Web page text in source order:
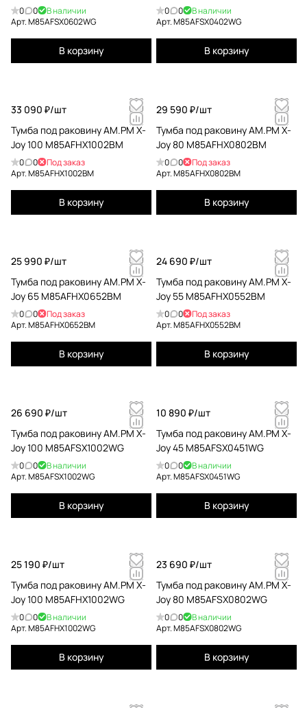
0 0
В наличии
Арт.M85AFSX0602WG
В корзину
0 0
В наличии
Арт.M85AFSX0402WG
В корзину
33 090 ₽/шт
Тумба под раковину AM.PM X-
Joy 100 M85AFHX1002BM
0 0
Под заказ
Арт.M85AFHX1002BM
В корзину
29 590 ₽/шт
Тумба под раковину AM.PM X-
Joy 80 M85AFHX0802BM
0 0
Под заказ
Арт.M85AFHX0802BM
В корзину
25 990 ₽/шт
Тумба под раковину AM.PM X-
Joy 65 M85AFHX0652BM
0 0
Под заказ
Арт.M85AFHX0652BM
В корзину
24 690 ₽/шт
Тумба под раковину AM.PM X-
Joy 55 M85AFHX0552BM
0 0
Под заказ
Арт.M85AFHX0552BM
В корзину
26 690 ₽/шт
Тумба под раковину AM.PM X-
Joy 100 M85AFSX1002WG
0 0
В наличии
Арт.M85AFSX1002WG
В корзину
10 890 ₽/шт
Тумба под раковину AM.PM X-
Joy 45 M85AFSX0451WG
0 0
В наличии
Арт.M85AFSX0451WG
В корзину
25 190 ₽/шт
Тумба под раковину AM.PM X-
Joy 100 M85AFHX1002WG
0 0
В наличии
Арт.M85AFHX1002WG
В корзину
23 690 ₽/шт
Тумба под раковину AM.PM X-
Joy 80 M85AFSX0802WG
0 0
В наличии
Арт.M85AFSX0802WG
В корзину